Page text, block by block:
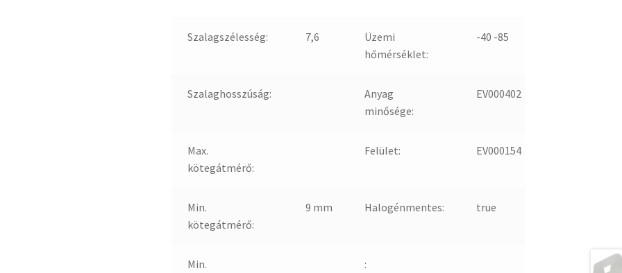
Szalagszélesség: 7,6
Üzemi
hőmérséklet:
-40 -85
Szalaghosszúság:
Anyag
minősége:
EV000402
Max.
kötegátmérő:
Felület: EV000154
Min.
kötegátmérő:
9 mm Halogénmentes: true
Min.
: